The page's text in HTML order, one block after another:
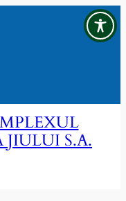
JIULUI S.A.